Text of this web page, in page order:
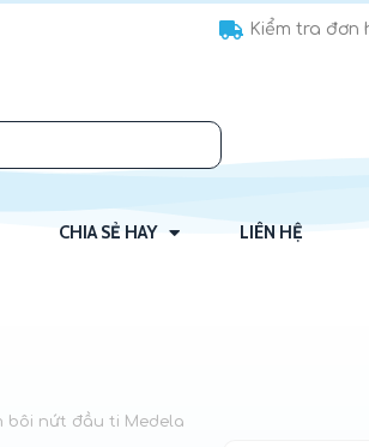
Kiểm tra đơn
CHIA SẺ HAY LIÊN HỆ
bôi nứt đầu ti Medela